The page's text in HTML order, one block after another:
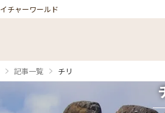
チャーワールド
記事一覧 チリ